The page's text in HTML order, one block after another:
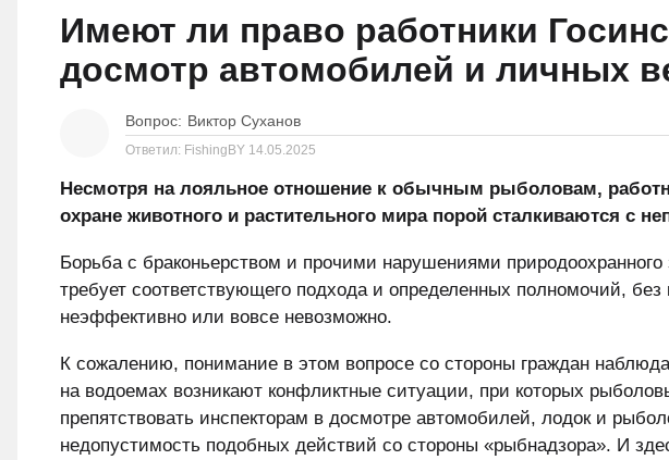
Имеют ли право работники
досмотр автомобилей и личных
Вопрос: Виктор Суханов
Ответил: FishingBY 14.05.2025
Несмотря на лояльное отношение к обычным рыболовам,
охране животного и растительного мира порой сталкиваются с
Борьба с браконьерством и прочими нарушениями
требует соответствующего подхода и определенных полномочий,
неэффективно или вовсе невозможно.
К сожалению, понимание в этом вопросе со стороны граждан
на водоемах возникают конфликтные ситуации, при которых
препятствовать инспекторам в досмотре автомобилей, лодок и
недопустимость подобных действий со стороны «рыбнадзора». И